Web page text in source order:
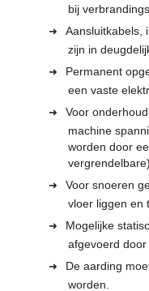
bij
Aansluitkabels,
zijn in
Permanent
een vaste
Voor
machine
worden door
Voor snoeren
vloer liggen en
Mogelijke
afgevoerd door
De aarding
worden.